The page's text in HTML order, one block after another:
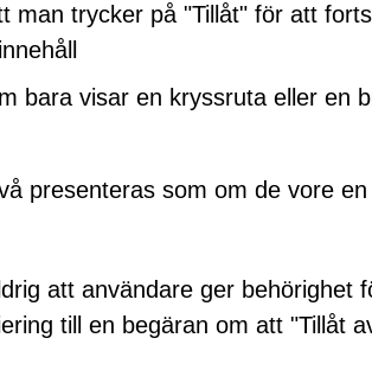
man trycker på "Tillåt" för att
bara visar en kryssruta eller en
presenteras som om de vore
att användare ger behörighet
till en begäran om att "Tillåt